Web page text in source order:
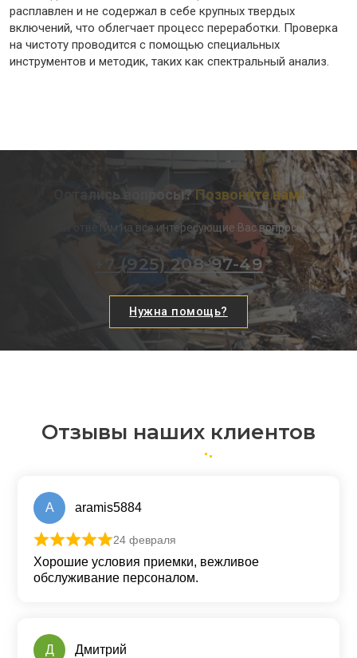
расплавлен и не содержал в себе крупных твердых
включений, что облегчает процесс переработки. Проверка
на чистоту проводится с помощью специальных
инструментов и методик, таких как спектральный анализ.
Остались вопросы? Позвоните нам!
Мы ответим на все интересующие Вас вопросы
+7 (925) 208-97-49
Нужна помощь?
Отзывы наших клиентов
A aramis5884
Оценка из 5
24 февраля
Хорошие условия приемки, вежливое
обслуживание персоналом.
Д Дмитрий